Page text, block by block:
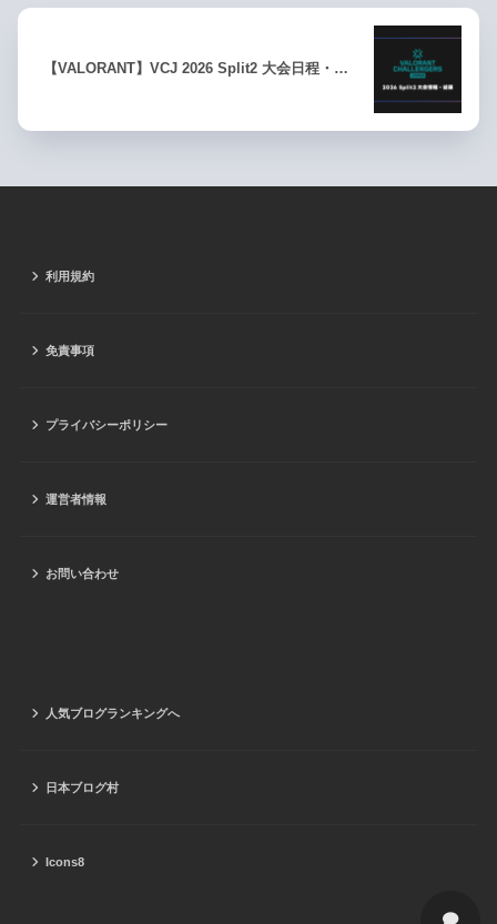
【VALORANT】VCJ 2026 Split2 大会日程・…
利用規約
免責事項
プライバシーポリシー
運営者情報
お問い合わせ
人気ブログランキングへ
日本ブログ村
Icons8